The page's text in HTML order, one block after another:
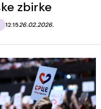
zbirke
12:1526.02.2026.